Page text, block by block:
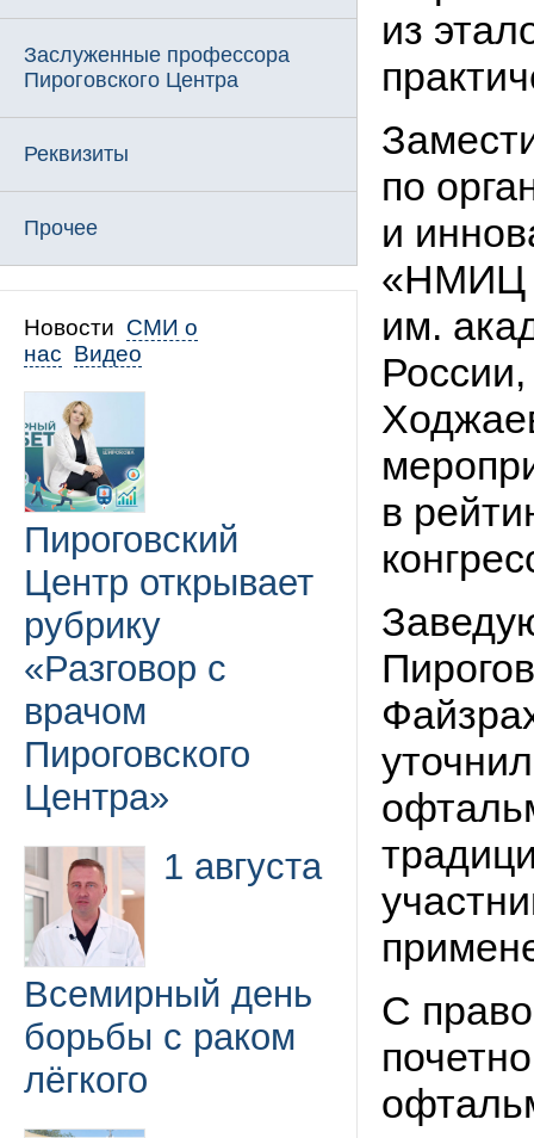
Заслуженные профессора
Пироговского Центра
Реквизиты
Прочее
Новости СМИ о
нас Видео
Пироговский
Центр открывает
рубрику
«Разговор с
врачом
Пироговского
Центра»
1 августа
Всемирный день
борьбы с раком
лёгкого
из
по
и
«НМИЦ
им.
в
С